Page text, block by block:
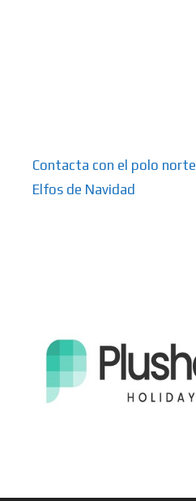
Contacta con el polo norte
Elfos de Navidad